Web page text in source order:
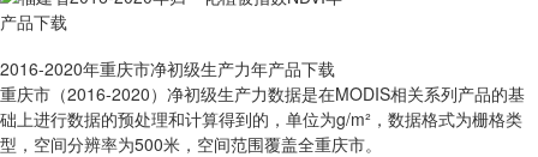
2016-2020年重庆市净初级生产力年产品下载
重庆市（2016-2020）净初级生产力数据是在MODIS相关系列产品的基
础上进行数据的预处理和计算得到的，单位为g/m²，数据格式为栅格类
型，空间分辨率为500米，空间范围覆盖全重庆市。